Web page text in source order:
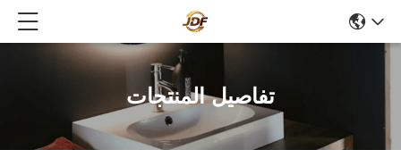
تفاصيل المنتجات